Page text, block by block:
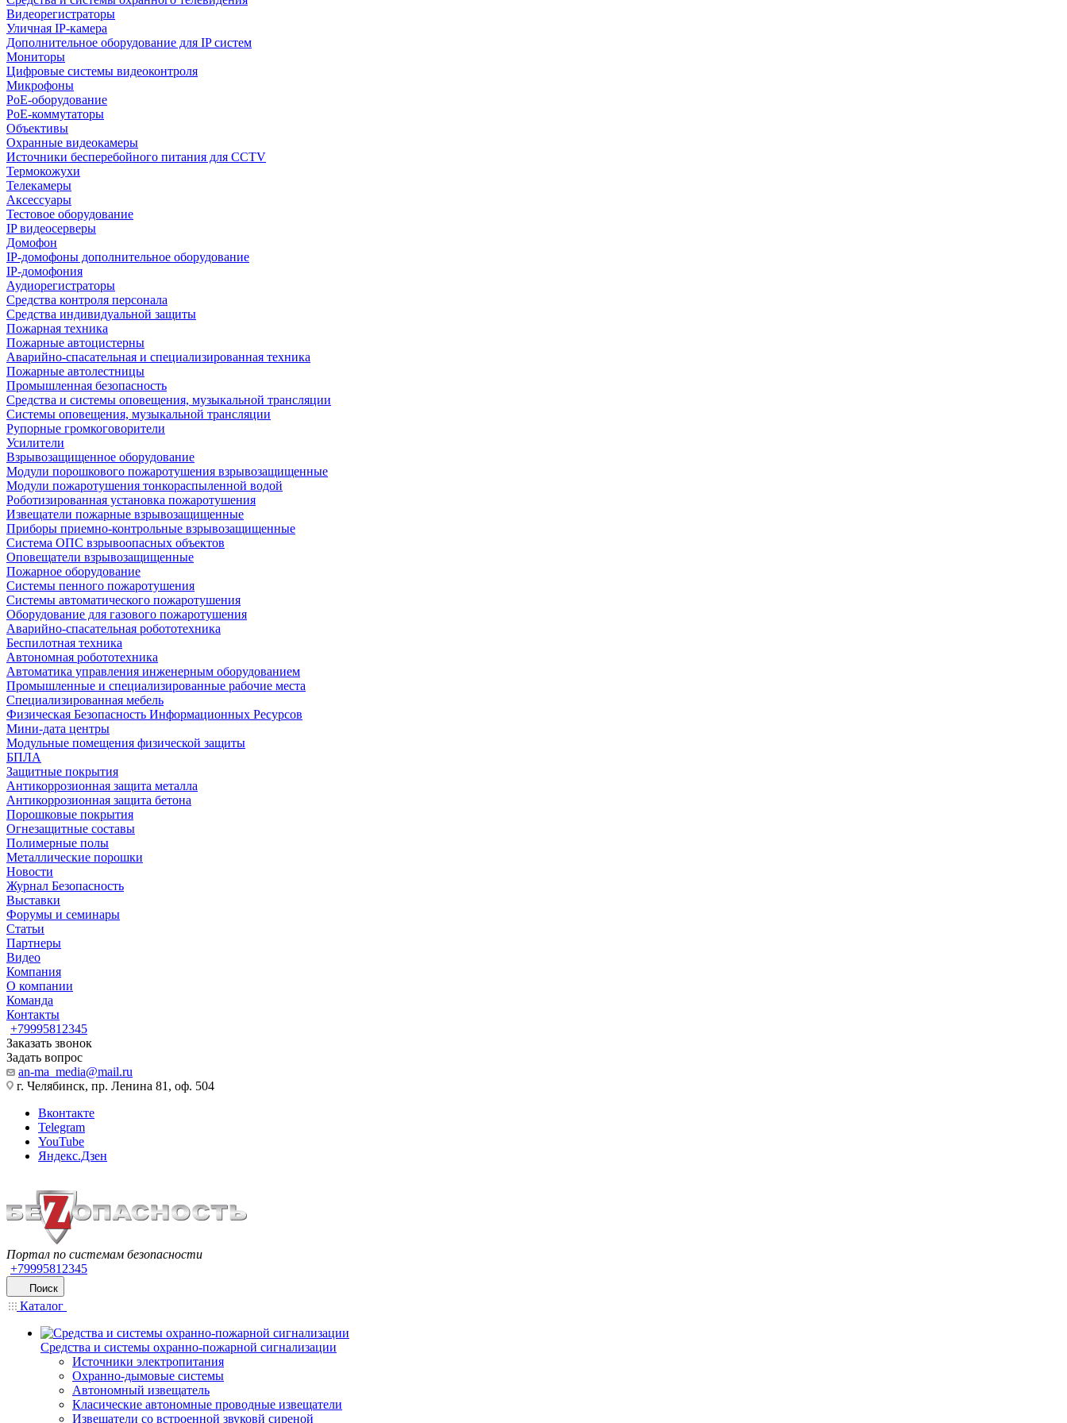
Видеорегистраторы
Уличная IP-камера
Дополнительное оборудование для IP систем
Мониторы
Цифровые системы видеоконтроля
Микрофоны
PoE-оборудование
PoE-коммутаторы
Объективы
Охранные видеокамеры
Источники бесперебойного питания для CCTV
Термокожухи
Телекамеры
Аксессуары
Тестовое оборудование
IP видеосерверы
Домофон
IP-домофоны дополнительное оборудование
IP-домофония
Аудиорегистраторы
Средства контроля персонала
Средства индивидуальной защиты
Пожарная техника
Пожарные автоцистерны
Аварийно-спасательная и специализированная техника
Пожарные автолестницы
Промышленная безопасность
Средства и системы оповещения, музыкальной трансляции
Системы оповещения, музыкальной трансляции
Рупорные громкоговорители
Усилители
Взрывозащищенное оборудование
Модули порошкового пожаротушения взрывозащищенные
Модули пожаротушения тонкораспыленной водой
Роботизированная установка пожаротушения
Извещатели пожарные взрывозащищенные
Приборы приемно-контрольные взрывозащищенные
Система ОПС взрывоопасных объектов
Оповещатели взрывозащищенные
Пожарное оборудование
Системы пенного пожаротушения
Системы автоматического пожаротушения
Оборудование для газового пожаротушения
Аварийно-спасательная робототехника
Беспилотная техника
Автономная робототехника
Автоматика управления инженерным оборудованием
Промышленные и специализированные рабочие места
Специализированная мебель
Физическая Безопасность Информационных Ресурсов
Мини-дата центры
Модульные помещения физической защиты
БПЛА
Защитные покрытия
Антикоррозионная защита металла
Антикоррозионная защита бетона
Порошковые покрытия
Огнезащитные составы
Полимерные полы
Металлические порошки
Новости
Журнал Безопасность
Выставки
Форумы и семинары
Статьи
Партнеры
Видео
Компания
О компании
Команда
Контакты
+79995812345
Заказать звонок
Задать вопрос
an-ma_media@mail.ru
г. Челябинск, пр. Ленина 81, оф. 504
Вконтакте
Telegram
YouTube
Яндекс.Дзен
Портал по системам безопасности
+79995812345
Поиск
Каталог
Средства и системы охранно-пожарной сигнализации
Источники электропитания
Охранно-дымовые системы
Автономный извещатель
Класические автономные проводные извещатели
Извещатели со встроенной звуковй сиреной